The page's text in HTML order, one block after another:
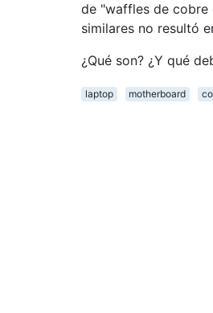
de "waffles de cobre
similares no resultó
¿Qué son? ¿Y qué
laptop motherboard